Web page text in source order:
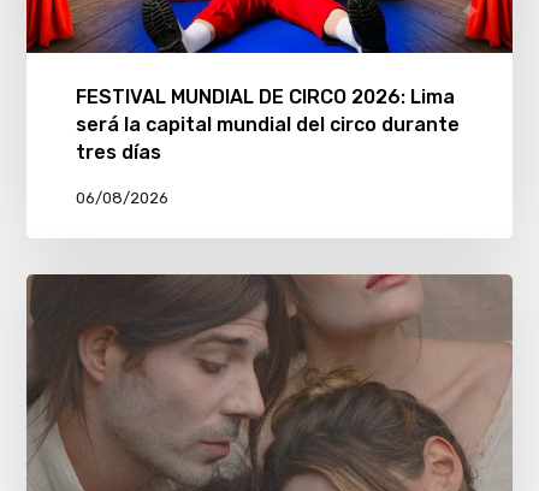
FESTIVAL MUNDIAL DE CIRCO 2026: Lima
será la capital mundial del circo durante
tres días
06/08/2026